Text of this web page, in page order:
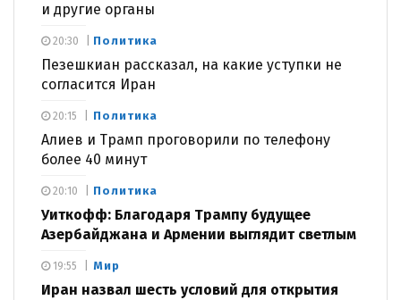
и другие органы
Политика
Пезешкиан рассказал, на какие уступки не
согласится Иран
20:30
Политика
Алиев и Трамп проговорили по телефону
более 40 минут
20:15
Политика
Уиткофф: Благодаря Трампу будущее
Азербайджана и Армении выглядит светлым
20:10
Мир
Иран назвал шесть условий для открытия
19:55